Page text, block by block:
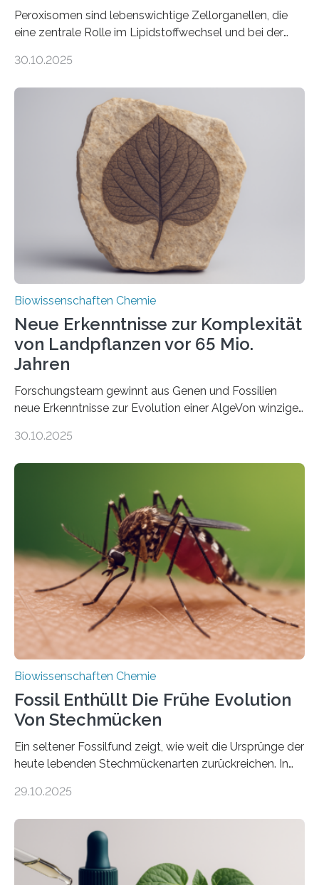
Peroxisomen sind lebenswichtige Zellorganellen, die
eine zentrale Rolle im Lipidstoffwechsel und bei der
erfüllen können, müssen zahlreiche Enzyme präzise in
der Ruhr-Universität Bochum um Prof. Dr. Ralf Erdmann
und Dr. Ismaila Francis Yusuf hat nun einen bislang
unbekannten Qualitätskontrollmechanismus des
peroxisomalen Proteintransports in der Bäckerhefe
Saccharomyces cerevisiae entdeckt, der für die
Funktionsfähigkeit der Organellen entscheidend ist. Die
Studie wurde am 28. Oktober 2025 in der
Fachzeitschrift…
30.10.2025
Biowissenschaften Chemie
Neue Erkenntnisse zur Komplexität
von Landpflanzen vor 65 Mio.
Jahren
Forschungsteam gewinnt aus Genen und Fossilien
neue Erkenntnisse zur Evolution einer AlgeVon winzigen
Landpflanzen zählen zu den komplexesten
Grünalgen, die vor Hunderten von Millionen Jahren
lebten. Unter den Vorfahren sticht eine Gruppe heraus,
die noch heute in der Natur vorkommt: die
Süßwasseralge Coleochaetophyceae. Einige Arten
dieser Gruppe bilden aus Zellfäden dichte Geflechte
mit scheibenförmiger Gestalt. Was auffällig ist: Die
nächsten…
30.10.2025
Biowissenschaften Chemie
Fossil Enthüllt Die Frühe Evolution
Von Stechmücken
Ein seltener Fossilfund zeigt, wie weit die Ursprünge der
heute lebenden Stechmückenarten zurückreichen. In
Forschende die bisher älteste bekannte Stechmücken-
Region Kachin in Myanmar und hat sich in
ausgezeichnetem Zustand erhalten. Es konnte als neue
Art einer neuen Gattung beschrieben werden und trägt
29.10.2025